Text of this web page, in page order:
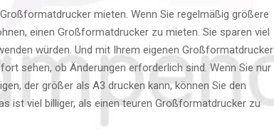
mieten. Wenn Sie regelmäßig größere
einen Großformatdrucker zu mieten. Sie sparen viel
würden. Und mit Ihrem eigenen Großformatdrucker
sehen, ob Änderungen erforderlich sind. Wenn Sie nur
der größer als A3 drucken kann, können Sie den
ist viel billiger, als einen teuren Großformatdrucker zu